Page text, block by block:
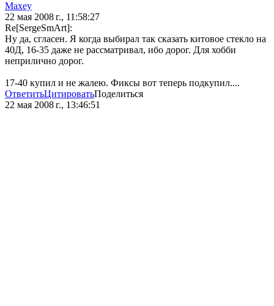
Maxey
22 мая 2008 г., 11:58:27
Re[SergeSmArt]:
Ну да, сгласен. Я когда выбирал так сказать китовое стекло на
40Д, 16-35 даже не рассматривал, ибо дорог. Для хобби
неприлично дорог.
17-40 купил и не жалею. Фиксы вот теперь подкупил....
ОтветитьЦитироватьПоделиться
22 мая 2008 г., 13:46:51